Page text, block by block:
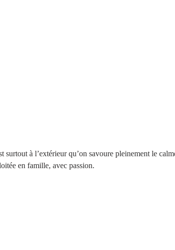
surtout à l’extérieur qu’on savoure pleinement le
en famille, avec passion.